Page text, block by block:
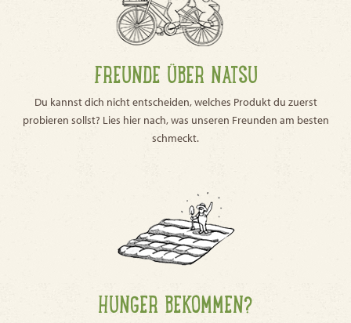
FREUNDE ÜBER NATSU
Du kannst dich nicht entscheiden, welches Produkt du zuerst
probieren sollst? Lies hier nach, was unseren Freunden am besten
schmeckt.
HUNGER BEKOMMEN?